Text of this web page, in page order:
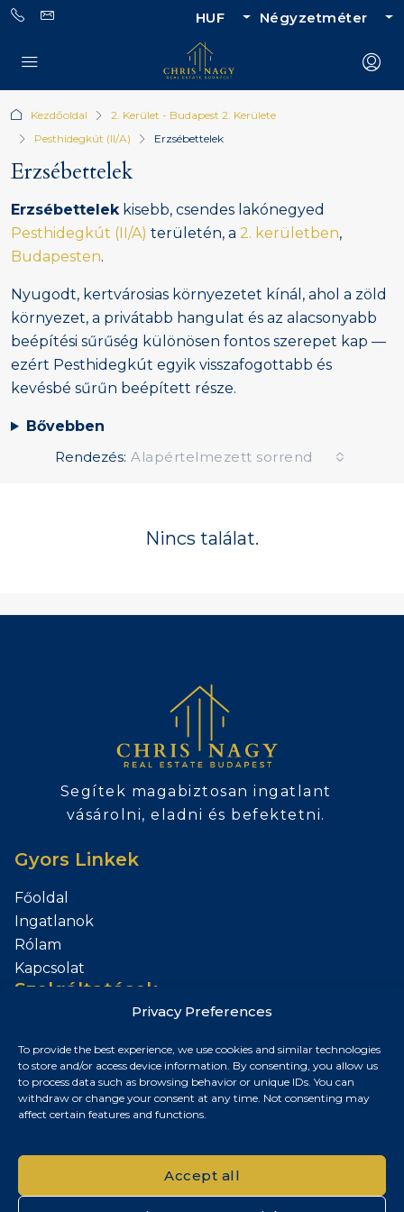
Privacy Preferences
To provide the best experience, we use cookies and similar technologies
to store and/or access device information. By consenting, you allow us
to process data such as browsing behavior or unique IDs. You can
withdraw or change your consent at any time. Not consenting may
affect certain features and functions.
Accept all
HUF Négyzetméter
Kezdőoldal
2. Kerület - Budapest 2. Kerülete
Pesthidegkút (II/A)
Erzsébettelek
Erzsébettelek
Erzsébettelekkisebb, csendes lakónegyed
Pesthidegkút (II/A) területén, a 2. kerületben,
Budapesten.
Nyugodt, kertvárosias környezetet kínál, ahol a zöld
környezet, a privátabb hangulat és az alacsonyabb
beépítési sűrűség különösen fontos szerepet kap —
ezért Pesthidegkút egyik visszafogottabb és
kevésbé sűrűn beépített része.
Bővebben
Rendezés: Alapértelmezett sorrend
Nincs találat.
Segítek magabiztosan ingatlant
vásárolni, eladni és befektetni.
Gyors Linkek
Főoldal
Ingatlanok
Rólam
Kapcsolat
Szolgáltatások
Kapcsolat
Budapest, Magyarország
+36 30 687 6790